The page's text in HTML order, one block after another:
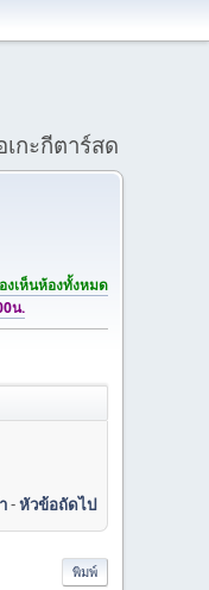
เกะกีตาร์สด
งเห็นห้องทั้งหมด
น.
-หัวข้อถัดไป
พิมพ์